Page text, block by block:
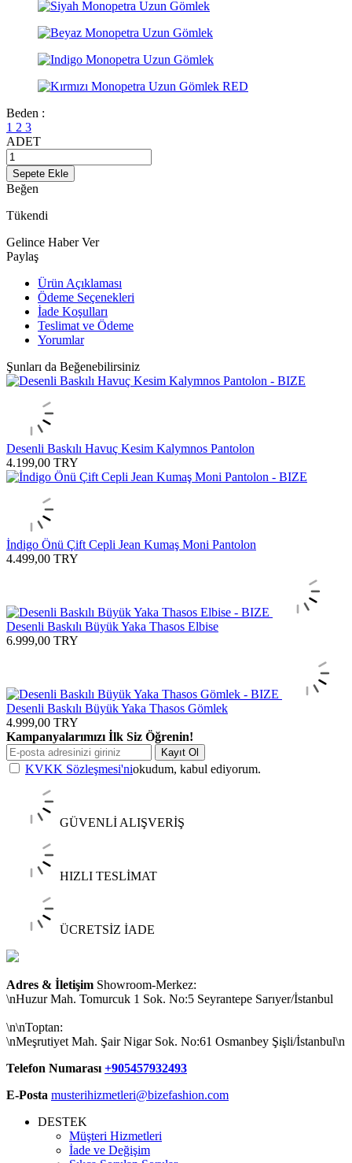
Beden :
1 2 3
ADET
Sepete Ekle
Beğen
Tükendi
Gelince Haber Ver
Paylaş
Ürün Açıklaması
Ödeme Seçenekleri
İade Koşulları
Teslimat ve Ödeme
Yorumlar
Şunları da Beğenebilirsiniz
Desenli Baskılı Havuç Kesim Kalymnos Pantolon
4.199,00 TRY
İndigo Önü Çift Cepli Jean Kumaş Moni Pantolon
4.499,00 TRY
Desenli Baskılı Büyük Yaka Thasos Elbise
6.999,00 TRY
Desenli Baskılı Büyük Yaka Thasos Gömlek
4.999,00 TRY
Kampanyalarımızı İlk Siz Öğrenin!
Kayıt Ol
KVKK Sözleşmesi'niokudum, kabul ediyorum.
GÜVENLİ ALIŞVERİŞ
HIZLI TESLİMAT
ÜCRETSİZ İADE
Adres & İletişim Showroom-Merkez:
\nHuzur Mah. Tomurcuk 1 Sok. No:5 Seyrantepe Sarıyer/İstanbul
\n\nToptan:
\nMeşrutiyet Mah. Şair Nigar Sok. No:61 Osmanbey Şişli/İstanbul\n
Telefon Numarası +905457932493
E-Posta musterihizmetleri@bizefashion.com
DESTEK
Müşteri Hizmetleri
İade ve Değişim